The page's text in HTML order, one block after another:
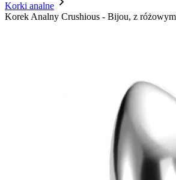
Korki analne
Korek Analny Crushious - Bijou, z różowym